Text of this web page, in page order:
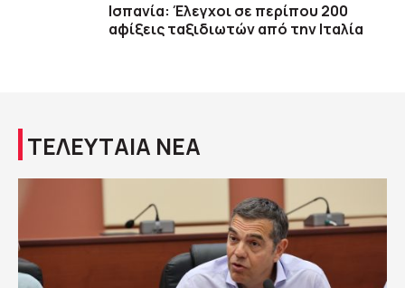
Ισπανία: Έλεγχοι σε περίπου 200
αφίξεις ταξιδιωτών από την Ιταλία
ΤΕΛΕΥΤΑΙΑ ΝΕΑ